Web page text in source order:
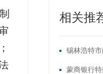
相关推
蒙商银行